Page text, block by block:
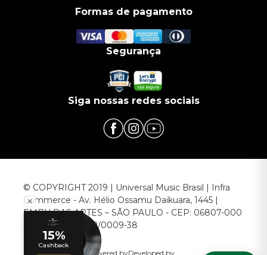
Formas de pagamento
Segurança
Siga nossas redes sociais
© COPYRIGHT 2019 | Universal Music Brasil | Infra
Commerce - Av. Hélio Ossamu Daikuara, 1445 |
EMBU DAS ARTES – SÃO PAULO - CEP: 06807-000
CNPJ: 00.952.789/0009-38
Powered byDeveloped by